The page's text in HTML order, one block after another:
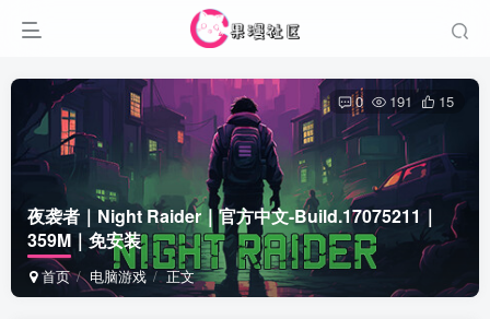
夜袭者｜Night Raider｜官方中文-Build.17075211｜
359M｜免安装
首页 电脑游戏 正文
0 191 15